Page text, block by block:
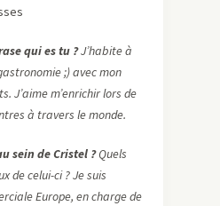
qui es tu ?J’habite à
;) avec mon
J’aime m’enrichir lors de
à travers le monde.
sein de Cristel ?Quels
de celui-ci ? Je suis
Europe, en charge de